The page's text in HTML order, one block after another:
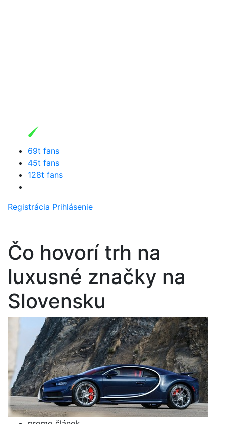
69t fans
45t fans
128t fans
Registrácia Prihlásenie
Čo hovorí trh na
luxusné značky na
Slovensku